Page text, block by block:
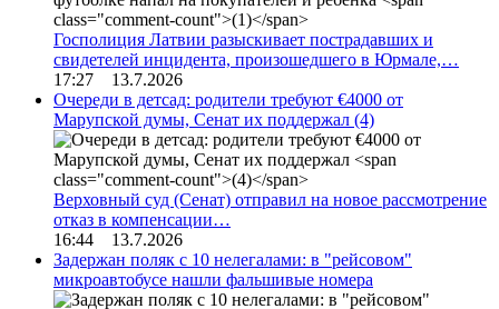
Госполиция Латвии разыскивает пострадавших и
свидетелей инцидента, произошедшего в Юрмале,…
17:27 13.7.2026
Очереди в детсад: родители требуют €4000 от
Марупской думы, Сенат их поддержал (4)
Верховный суд (Сенат) отправил на новое рассмотрение
отказ в компенсации…
16:44 13.7.2026
Задержан поляк с 10 нелегалами: в "рейсовом"
микроавтобусе нашли фальшивые номера